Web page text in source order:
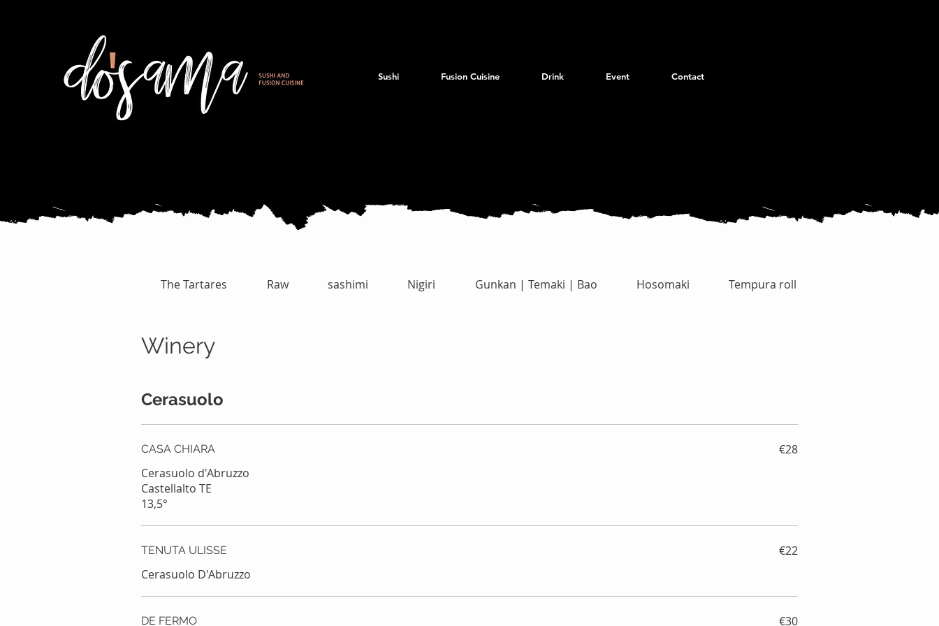
Sushi Fusion Cuisine Drink Event Contact
The Tartares Raw sashimi Nigiri Gunkan | Temaki | Bao Hosomaki Tempura roll
Winery
Cerasuolo
CASA CHIARA
Cerasuolo d'Abruzzo
Castellalto TE
13,5°
€28
TENUTA ULISSE
Cerasuolo D'Abruzzo
€22
DE FERMO €30